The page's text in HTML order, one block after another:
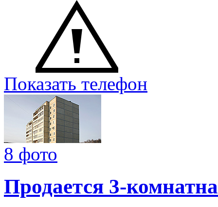
Показать телефон
8 фото
Продается 3-